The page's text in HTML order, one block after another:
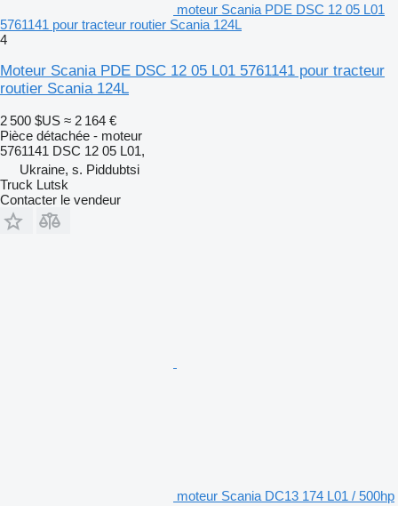
moteur Scania PDE DSC 12 05 L01
5761141 pour tracteur routier Scania 124L
4
Moteur Scania PDE DSC 12 05 L01 5761141 pour tracteur
routier Scania 124L
2 500 $US ≈ 2 164 €
Pièce détachée - moteur
5761141 DSC 12 05 L01,
Ukraine, s. Piddubtsi
Truck Lutsk
Contacter le vendeur
moteur Scania DC13 174 L01 / 500hp